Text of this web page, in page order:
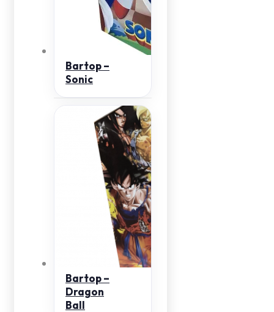
Bartop –
Sonic
Bartop –
Dragon
Ball